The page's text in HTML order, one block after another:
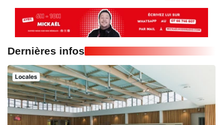
Dernières infos
Locales